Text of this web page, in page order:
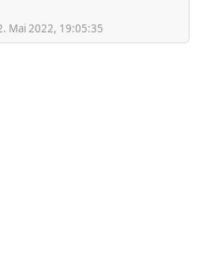
Mai 2022, 19:05:35